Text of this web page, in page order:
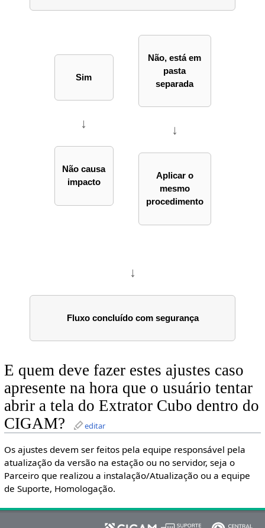
Sim
↓
Não causa
impacto
Não, está em
pasta
separada
↓
Aplicar o
mesmo
procedimento
↓
Fluxo concluído com segurança
E quem deve fazer estes ajustes caso
apresente na hora que o usuário tentar
abrir a tela do Extrator Cubo dentro do
CIGAM?
editar
Os ajustes devem ser feitos pela equipe responsável pela
atualização da versão na estação ou no servidor, seja o
Parceiro que realizou a instalação/Atualização ou a equipe
de Suporte, Homologação.